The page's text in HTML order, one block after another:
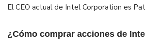
El CEO actual de Intel Corporation es
¿Cómo comprar acciones de